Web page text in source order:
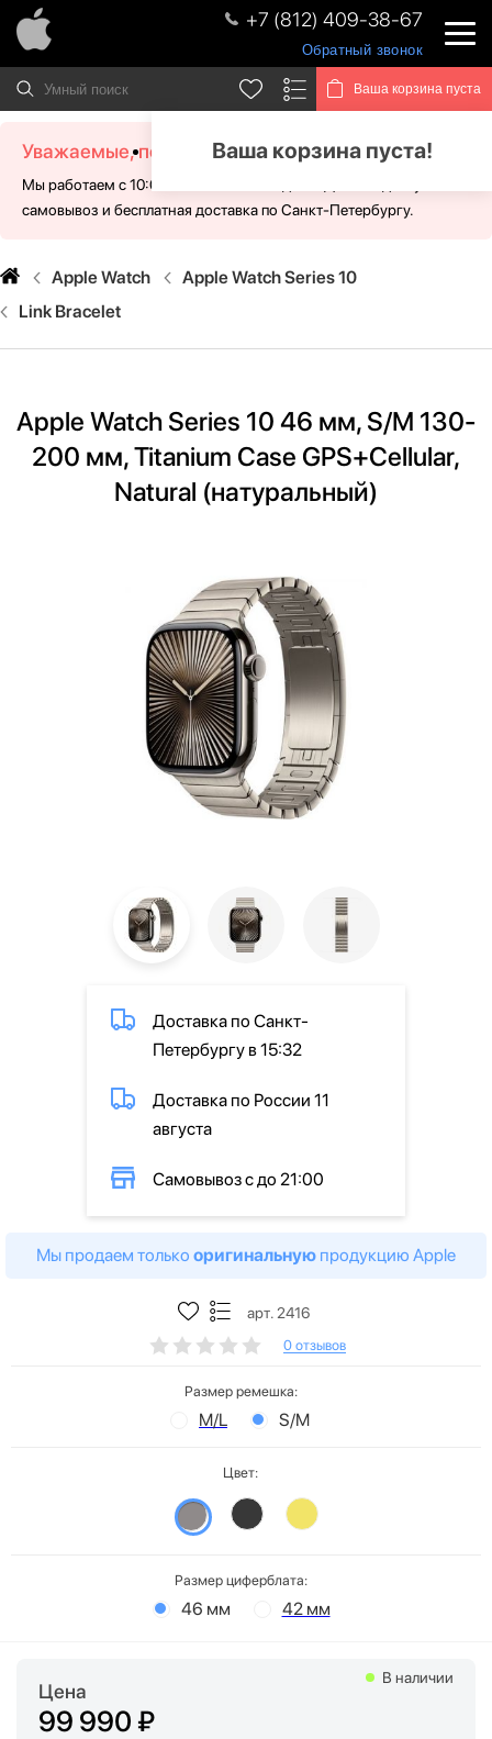
+7 (812) 409-38-67
Обратный звонок
Ваша корзина пуста
Ваша корзина пуста!
Уважаемые, посетители!
Мы работаем с 10:00 - 21:00 без выходных. Для Вас доступен
самовывоз и бесплатная доставка по Санкт-Петербургу.
Apple Watch
Apple Watch Series 10
Link Bracelet
Apple Watch Series 10 46 мм, S/M 130-
200 мм, Titanium Case GPS+Cellular,
Natural (натуральный)
Доставка по Санкт-
Петербургу в 15:32
Доставка по России 11
августа
Самовывоз с до 21:00
Мы продаем только оригинальную продукцию Apple
арт. 2416
0 отзывов
Размер ремешка:
M/L S/M
Цвет:
Размер циферблата:
46 мм 42 мм
Цена
99 990 ₽
В наличии